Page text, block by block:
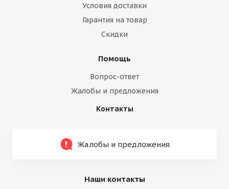
Условия доставки
Гарантия на товар
Скидки
Помощь
Вопрос-ответ
Жалобы и предложения
Контакты
Жалобы и предложения
Наши контакты